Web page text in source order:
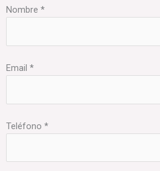
Nombre *
Email *
Teléfono *